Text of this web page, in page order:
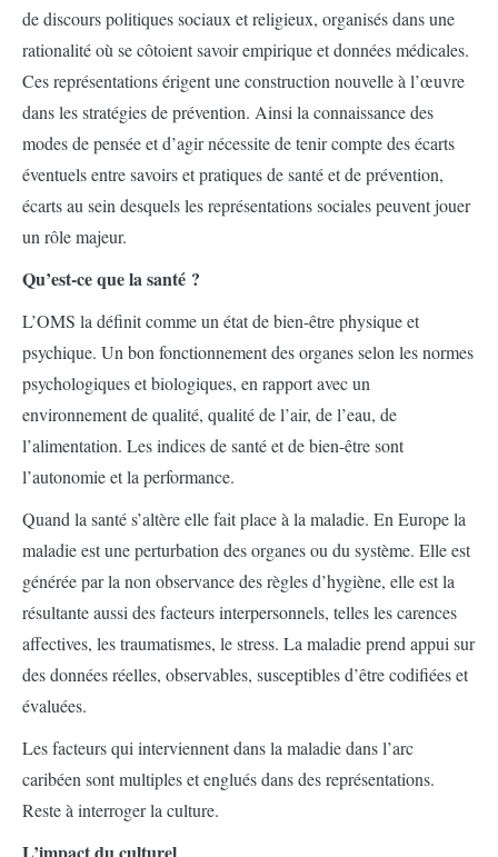
de discours politiques sociaux et religieux, organisés dans une
rationalité où se côtoient savoir empirique et données médicales.
Ces représentations érigent une construction nouvelle à l’œuvre
dans les stratégies de prévention. Ainsi la connaissance des
modes de pensée et d’agir nécessite de tenir compte des écarts
éventuels entre savoirs et pratiques de santé et de prévention,
écarts au sein desquels les représentations sociales peuvent jouer
un rôle majeur.
Qu’est-ce que la santé ?
L’OMS la définit comme un état de bien-être physique et
psychique. Un bon fonctionnement des organes selon les normes
psychologiques et biologiques, en rapport avec un
environnement de qualité, qualité de l’air, de l’eau, de
l’alimentation. Les indices de santé et de bien-être sont
l’autonomie et la performance.
Quand la santé s’altère elle fait place à la maladie. En Europe la
maladie est une perturbation des organes ou du système. Elle est
générée par la non observance des règles d’hygiène, elle est la
résultante aussi des facteurs interpersonnels, telles les carences
affectives, les traumatismes, le stress. La maladie prend appui sur
des données réelles, observables, susceptibles d’être codifiées et
évaluées.
Les facteurs qui interviennent dans la maladie dans l’arc
caribéen sont multiples et englués dans des représentations.
Reste à interroger la culture.